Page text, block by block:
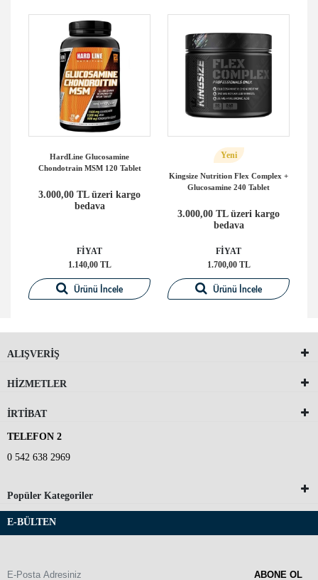
HardLine Glucosamine
Chondotrain MSM 120 Tablet
3.000,00 TL üzeri kargo
bedava
FİYAT
1.140,00 TL
Ürünü İncele
Yeni
Kingsize Nutrition Flex Complex +
Glucosamine 240 Tablet
3.000,00 TL üzeri kargo
bedava
FİYAT
1.700,00 TL
Ürünü İncele
ALIŞVERİŞ
HİZMETLER
İRTİBAT
TELEFON 2
0 542 638 2969
Popüler Kategoriler
E-BÜLTEN
ABONE OL